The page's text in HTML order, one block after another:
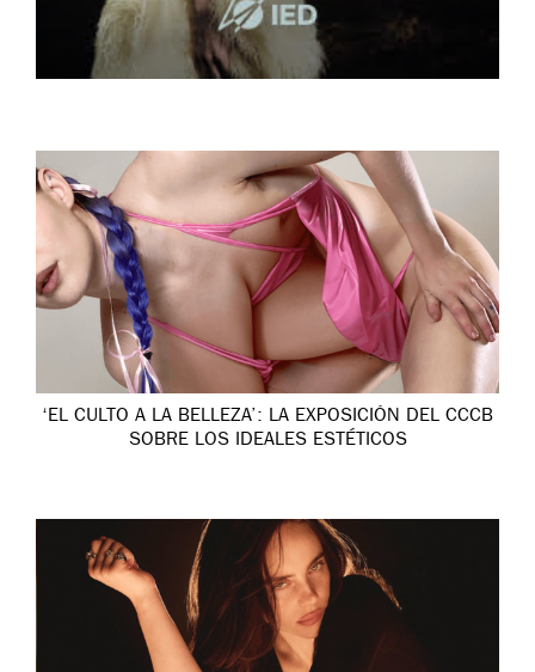
‘EL CULTO A LA BELLEZA’: LA EXPOSICIÓN DEL CCCB
SOBRE LOS IDEALES ESTÉTICOS